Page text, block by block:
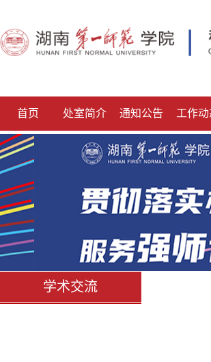
首页 处室简介 通知公告 工作
学术交流